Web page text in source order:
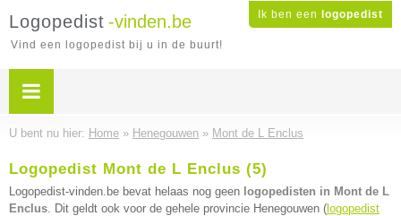
Ik ben een logopedist
Logopedist -vinden.be
Vind een logopedist bij u in de buurt!
U bent nu hier: Home » Henegouwen » Mont de L Enclus
Logopedist Mont de L Enclus (5)
Logopedist-vinden.be bevat helaas nog geen logopedisten in Mont de L
Enclus. Dit geldt ook voor de gehele provincie Henegouwen ( logopedist